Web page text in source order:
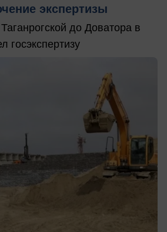
экспертизы
до Доватора в
госэкспертизу